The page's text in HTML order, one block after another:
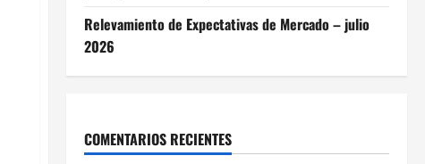
Relevamiento de Expectativas de Mercado – julio
2026
COMENTARIOS RECIENTES